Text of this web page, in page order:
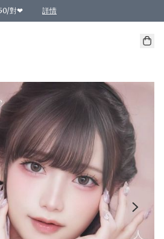
對❤ 詳情
數量有限 售完即止
數量有限 售完即止♫
買4件或以上85 折；買6件或以上8 折
；買4件HKD 260.00
；買4件HKD 360.00
；買4件HKD 180.00
；買4件HKD 320.00
148.00
148.00
；買4件或以上9 折；買6件或以上85 折；買8件
HKD 16.00；買4件或以上減HKD 32.00；買6
；買4件或以上9 折；買8件或以上85 折；買12
惠！（適用於 特定的送貨方式 )